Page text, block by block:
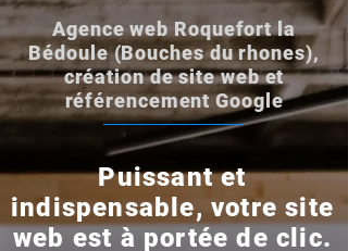
Agence web Roquefort la
Bédoule (Bouches du rhones),
création de site web et
référencement Google
Puissant et
indispensable, votre site
web est à portée de clic.